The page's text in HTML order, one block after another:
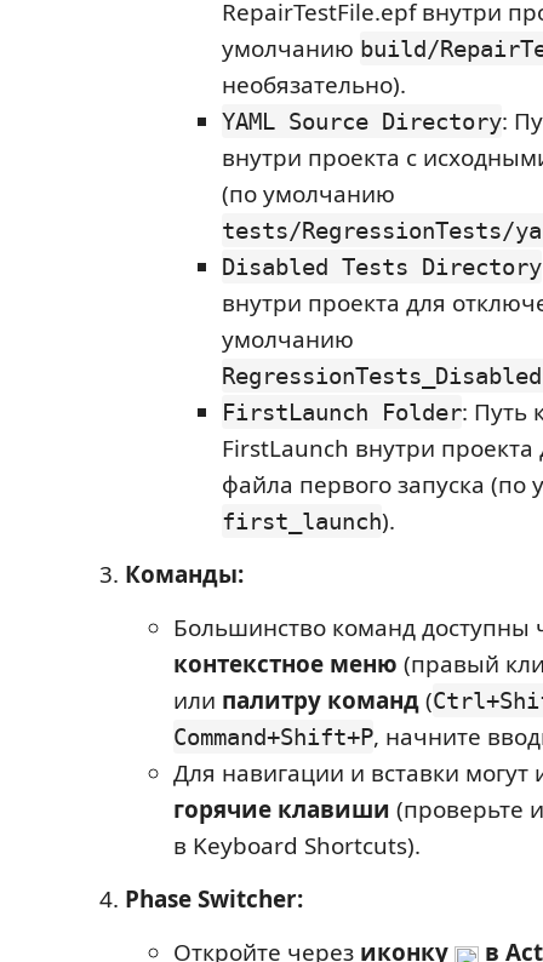
RepairTestFile.epf внутри
умолчанию build/
необязательно).
YAML Source Directory:
внутри проекта с
(по умолчанию
tests/RegressionTests/
Disabled Tests Directory
внутри проекта для
умолчанию
FirstLaunch Folder: Путь
FirstLaunch внутри проекта
файла первого запуска
first_launch).
Команды:
Большинство команд доступны
контекстное меню (правый
или палитру команд(
Command+Shift+P, начните
Для навигации и вставки могут
горячие клавиши (проверьте
в Keyboard Shortcuts).
Phase Switcher:
Откройте через иконку
в